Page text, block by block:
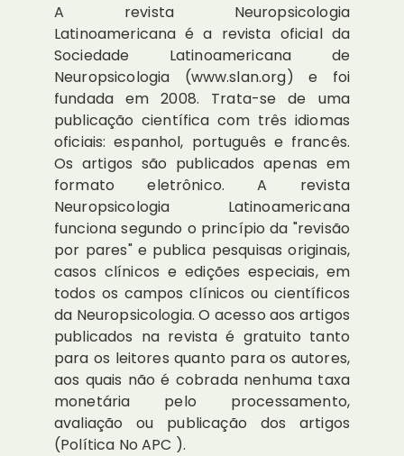
A revista Neuropsicologia
Latinoamericana é a revista oficial da
Sociedade Latinoamericana de
Neuropsicologia (www.slan.org) e foi
fundada em 2008. Trata-se de uma
publicação científica com três idiomas
oficiais: espanhol, português e francês.
Os artigos são publicados apenas em
formato eletrônico. A revista
Neuropsicologia Latinoamericana
funciona segundo o princípio da "revisão
por pares" e publica pesquisas originais,
casos clínicos e edições especiais, em
todos os campos clínicos ou científicos
da Neuropsicologia. O acesso aos artigos
publicados na revista é gratuito tanto
para os leitores quanto para os autores,
aos quais não é cobrada nenhuma taxa
monetária pelo processamento,
avaliação ou publicação dos artigos
(Política No APC ).